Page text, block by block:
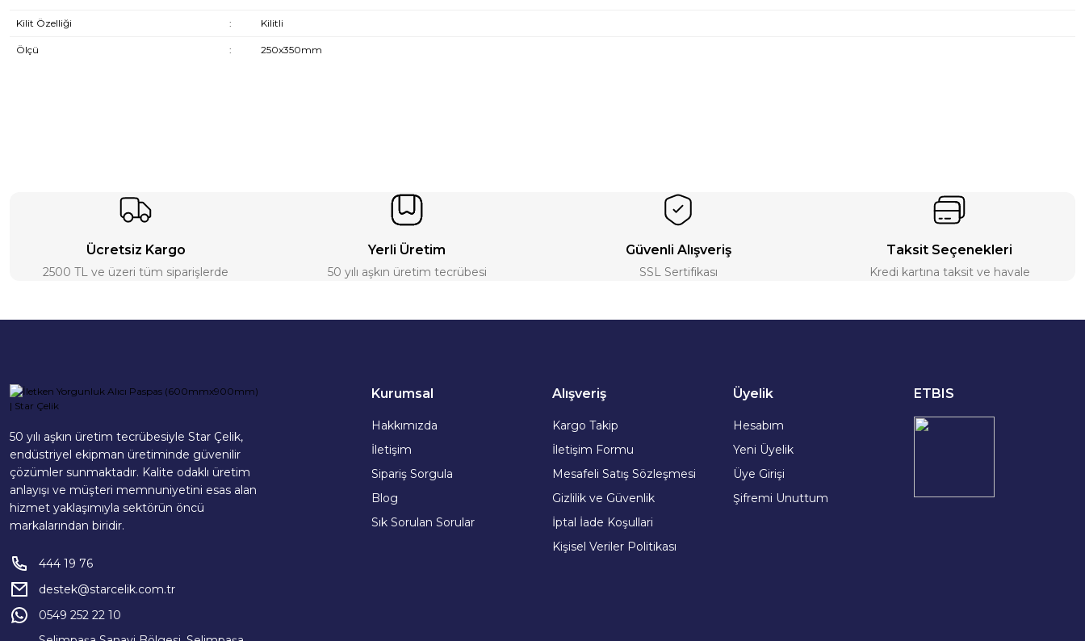
Kilit Özelliği : Kilitli
Ölçü : 250x350mm
Ücretsiz Kargo
2500 TL ve üzeri tüm siparişlerde
Yerli Üretim
50 yılı aşkın üretim tecrübesi
Güvenli Alışveriş
SSL Sertifikası
Taksit Seçenekleri
Kredi kartına taksit ve havale
50 yılı aşkın üretim tecrübesiyle Star Çelik,
endüstriyel ekipman üretiminde güvenilir
çözümler sunmaktadır. Kalite odaklı üretim
anlayışı ve müşteri memnuniyetini esas alan
hizmet yaklaşımıyla sektörün öncü
markalarından biridir.
444 19 76
destek@starcelik.com.tr
0549 252 22 10
Kurumsal
Hakkımızda
İletişim
Sipariş Sorgula
Blog
Sık Sorulan Sorular
Alışveriş
Kargo Takip
İletişim Formu
Mesafeli Satış Sözleşmesi
Gizlilik ve Güvenlik
İptal İade Koşullari
Kişisel Veriler Politikası
Üyelik
Hesabım
Yeni Üyelik
Üye Girişi
Şifremi Unuttum
ETBIS